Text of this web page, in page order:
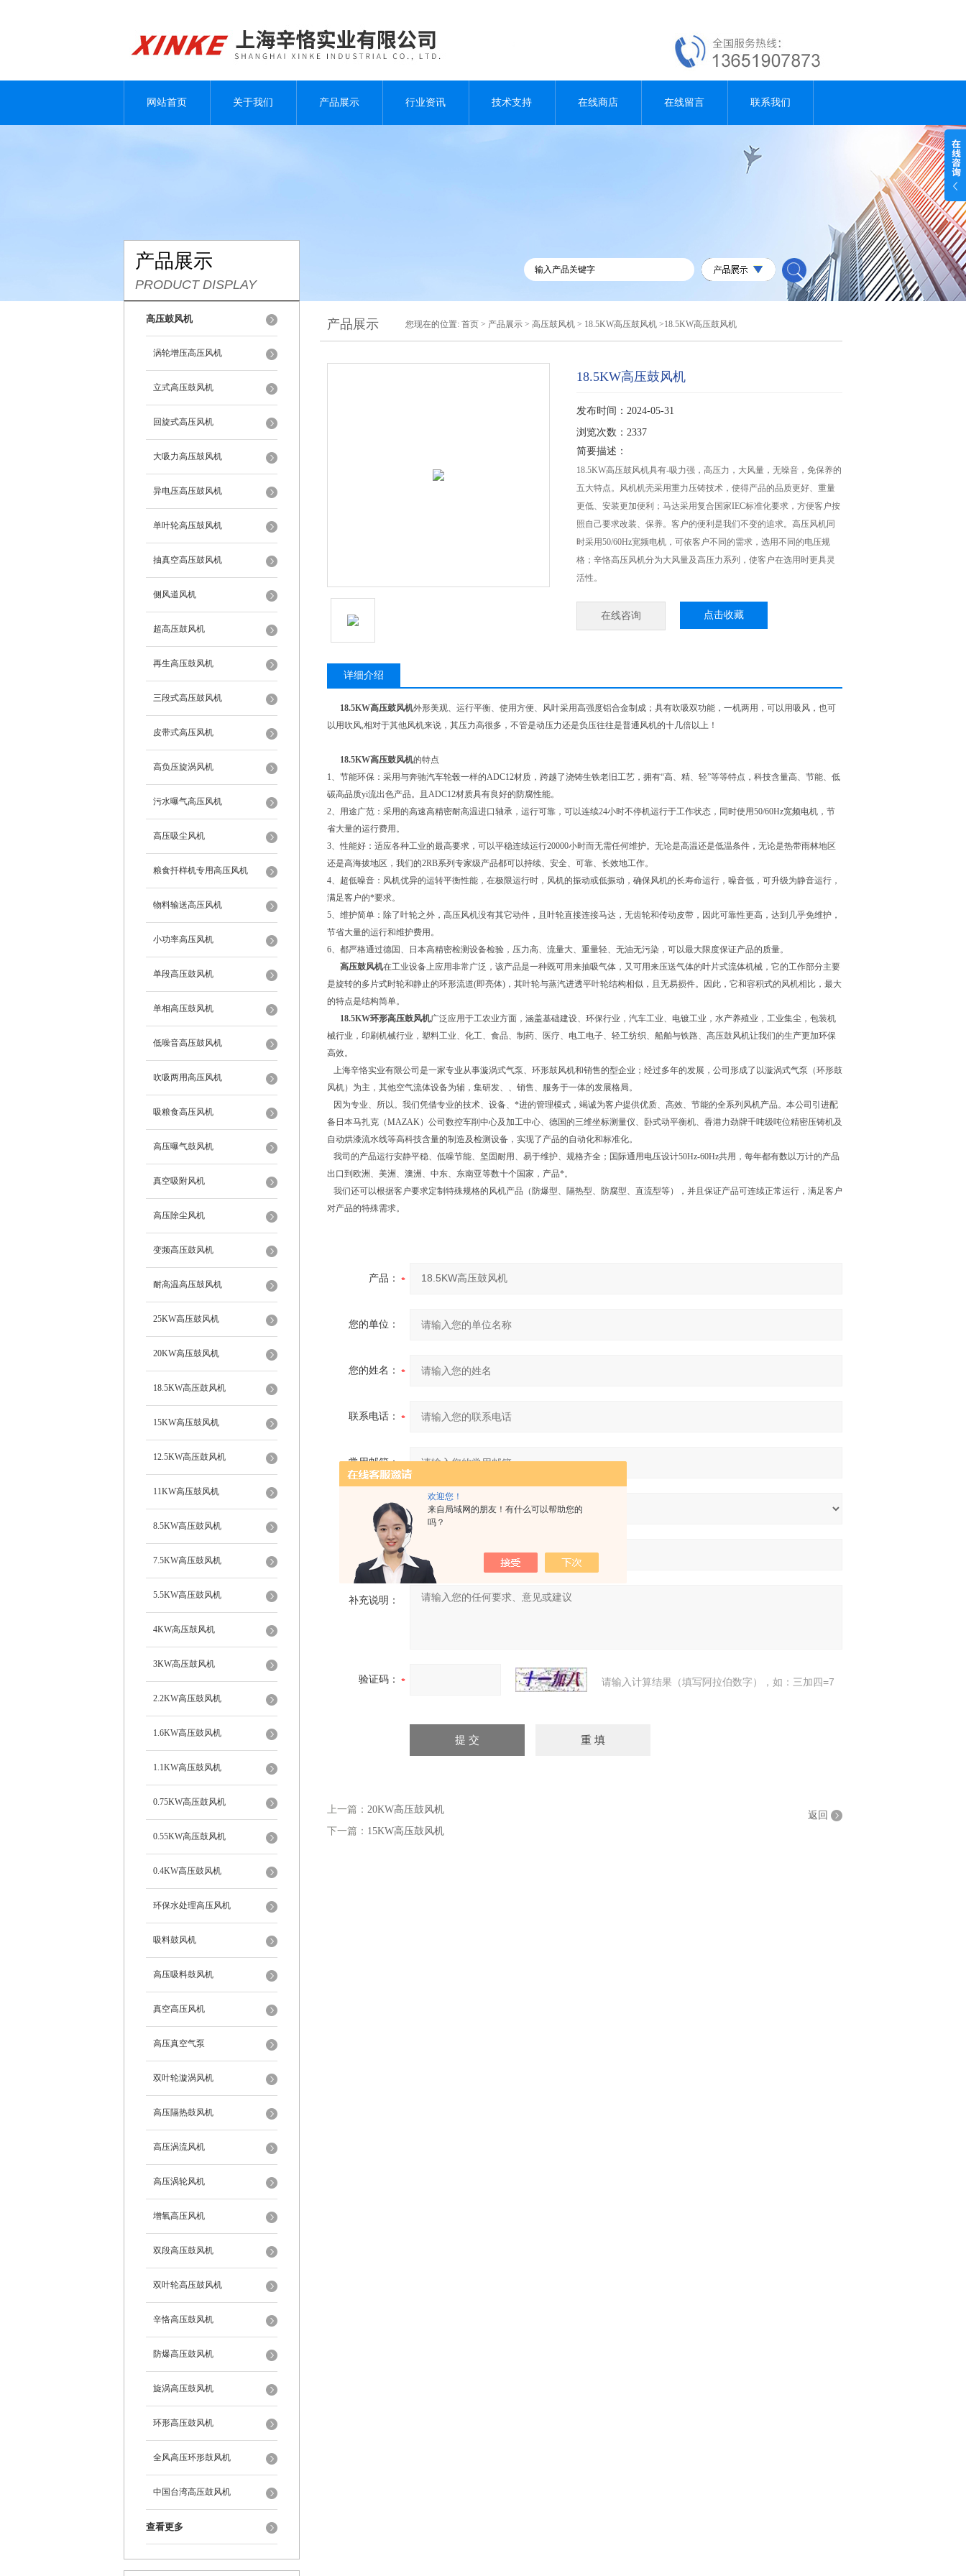
欢迎您！
来自局域网的朋友！有什么可以帮助您的
吗？
网站首页 关于我们 产品展示 行业资讯 技术支持 在线商店 在线留言 联系我们
产品展示
PRODUCT DISPLAY
高压鼓风机
涡轮增压高压风机
立式高压鼓风机
回旋式高压风机
大吸力高压鼓风机
异电压高压鼓风机
单叶轮高压鼓风机
抽真空高压鼓风机
侧风道风机
超高压鼓风机
再生高压鼓风机
三段式高压鼓风机
皮带式高压风机
高负压旋涡风机
污水曝气高压风机
高压吸尘风机
粮食扦样机专用高压风机
物料输送高压风机
小功率高压风机
单段高压鼓风机
单相高压鼓风机
低噪音高压鼓风机
吹吸两用高压风机
吸粮食高压风机
高压曝气鼓风机
真空吸附风机
高压除尘风机
变频高压鼓风机
耐高温高压鼓风机
25KW高压鼓风机
20KW高压鼓风机
18.5KW高压鼓风机
15KW高压鼓风机
12.5KW高压鼓风机
11KW高压鼓风机
8.5KW高压鼓风机
7.5KW高压鼓风机
5.5KW高压鼓风机
4KW高压鼓风机
3KW高压鼓风机
2.2KW高压鼓风机
1.6KW高压鼓风机
1.1KW高压鼓风机
0.75KW高压鼓风机
0.55KW高压鼓风机
0.4KW高压鼓风机
环保水处理高压风机
吸料鼓风机
高压吸料鼓风机
真空高压风机
高压真空气泵
双叶轮漩涡风机
高压隔热鼓风机
高压涡流风机
高压涡轮风机
增氧高压风机
双段高压鼓风机
双叶轮高压鼓风机
辛恪高压鼓风机
防爆高压鼓风机
旋涡高压鼓风机
环形高压鼓风机
全风高压环形鼓风机
中国台湾高压鼓风机
查看更多
产品展示 您现在的位置: 首页 > 产品展示 > 高压鼓风机 > 18.5KW高压鼓风机 >18.5KW高压鼓风机
18.5KW高压鼓风机
发布时间：2024-05-31
浏览次数：2337
简要描述：
18.5KW高压鼓风机具有-吸力强，高压力，大风量，无噪音，免保养的
五大特点。风机机壳采用重力压铸技术，使得产品的品质更好、重量
更低、安装更加便利；马达采用复合国家IEC标准化要求，方便客户按
照自己要求改装、保养。客户的便利是我们不变的追求。高压风机同
时采用50/60Hz宽频电机，可依客户不同的需求，选用不同的电压规
格；辛恪高压风机分为大风量及高压力系列，使客户在选用时更具灵
活性。
在线咨询 点击收藏
详细介绍
18.5KW高压鼓风机外形美观、运行平衡、使用方便、风叶采用高强度铝合金制成；具有吹吸双功能，一机两用，可以用吸风，也可
以用吹风,相对于其他风机来说，其压力高很多，不管是动压力还是负压往往是普通风机的十几倍以上！
18.5KW高压鼓风机的特点
1、节能环保：采用与奔驰汽车轮毂一样的ADC12材质，跨越了浇铸生铁老旧工艺，拥有“高、精、轻”等等特点，科技含量高、节能、低
碳高品质yi流出色产品。且ADC12材质具有良好的防腐性能。
2、用途广范：采用的高速高精密耐高温进口轴承，运行可靠，可以连续24小时不停机运行于工作状态，同时使用50/60Hz宽频电机，节
省大量的运行费用。
3、性能好：适应各种工业的最高要求，可以平稳连续运行20000小时而无需任何维护。无论是高温还是低温条件，无论是热带雨林地区
还是高海拔地区，我们的2RB系列专家级产品都可以持续、安全、可靠、长效地工作。
4、超低噪音：风机优异的运转平衡性能，在极限运行时，风机的振动或低振动，确保风机的长寿命运行，噪音低，可升级为静音运行，
满足客户的*要求。
5、维护简单：除了叶轮之外，高压风机没有其它动件，且叶轮直接连接马达，无齿轮和传动皮带，因此可靠性更高，达到几乎免维护，
节省大量的运行和维护费用。
6、都严格通过德国、日本高精密检测设备检验，压力高、流量大、重量轻、无油无污染，可以最大限度保证产品的质量。
高压鼓风机在工业设备上应用非常广泛，该产品是一种既可用来抽吸气体，又可用来压送气体的叶片式流体机械，它的工作部分主要
是旋转的多片式时轮和静止的环形流道(即亮体)，其叶轮与蒸汽进透平叶轮结构相似，且无易损件。因此，它和容积式的风机相比，最大
的特点是结构简单。
18.5KW环形高压鼓风机广泛应用于工农业方面，涵盖基础建设、环保行业，汽车工业、电镀工业，水产养殖业，工业集尘，包装机
械行业，印刷机械行业，塑料工业、化工、食品、制药、医疗、电工电子、轻工纺织、船舶与铁路、高压鼓风机让我们的生产更加环保
高效。
上海辛恪实业有限公司是一家专业从事漩涡式气泵、环形鼓风机和销售的型企业；经过多年的发展，公司形成了以漩涡式气泵（环形鼓
风机）为主，其他空气流体设备为辅，集研发、、销售、服务于一体的发展格局。
因为专业、所以。我们凭借专业的技术、设备、*进的管理模式，竭诚为客户提供优质、高效、节能的全系列风机产品。本公司引进配
备日本马扎克（MAZAK）公司数控车削中心及加工中心、德国的三维坐标测量仪、卧式动平衡机、香港力劲牌千吨级吨位精密压铸机及
自动烘漆流水线等高科技含量的制造及检测设备，实现了产品的自动化和标准化。
我司的产品运行安静平稳、低噪节能、坚固耐用、易于维护、规格齐全；国际通用电压设计50Hz-60Hz共用，每年都有数以万计的产品
出口到欧洲、美洲、澳洲、中东、东南亚等数十个国家，产品*。
我们还可以根据客户要求定制特殊规格的风机产品（防爆型、隔热型、防腐型、直流型等），并且保证产品可连续正常运行，满足客户
对产品的特殊需求。
产品：
您的单位：
您的姓名：
联系电话：
常用邮箱：
省份：
详细地址：
补充说明：
验证码： 请输入计算结果（填写阿拉伯数字），如：三加四=7
上一篇： 20KW高压鼓风机
下一篇： 15KW高压鼓风机
返回